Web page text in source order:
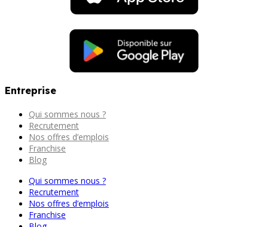
Entreprise
Qui sommes nous ?
Recrutement
Nos offres d’emplois
Franchise
Blog
Qui sommes nous ?
Recrutement
Nos offres d’emplois
Franchise